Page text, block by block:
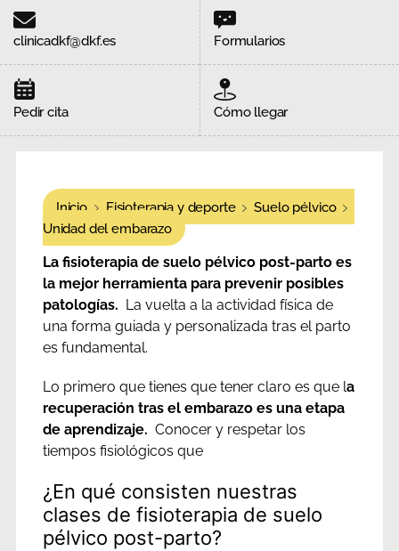
clinicadkf@dkf.es Formularios
Pedir cita Cómo llegar
Inicio Fisioterapia y deporte
Suelo pélvico
Unidad del embarazo
La fisioterapia de suelo pélvico post-parto es
la mejor herramienta para prevenir posibles
patologías. La vuelta a la actividad física de
una forma guiada y personalizada tras el parto
es fundamental.
Lo primero que tienes que tener claro es que la
recuperación tras el embarazo es una etapa
de aprendizaje. Conocer y respetar los
tiempos fisiológicos que
¿En qué consisten nuestras
clases de fisioterapia de suelo
pélvico post-parto?